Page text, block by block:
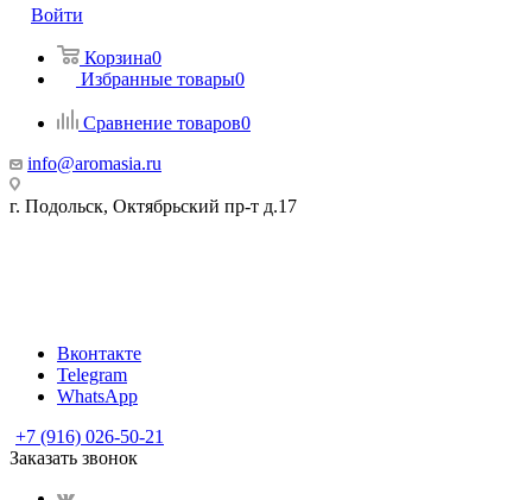
Войти
Корзина0
Избранные товары0
Сравнение товаров0
info@aromasia.ru
г. Подольск, Октябрьский пр-т д.17
Вконтакте
Telegram
WhatsApp
+7 (916) 026-50-21
Заказать звонок